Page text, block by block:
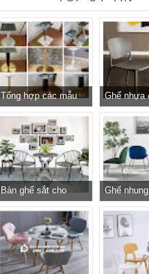
Tổng hợp các mẫu
chân bàn cafe, chân
bàn decor, chân bàn
inox, chân bàn ăn hot
trend 2023
Ghế nhựa
cấp cho
khách sạn
Bàn ghế sắt cho
quán cafe, quán ăn
sân vườn, ban công,
sân thượng
Ghế
vàng
tiếp khách
cho cửa
văn phòng
Tp.HCM